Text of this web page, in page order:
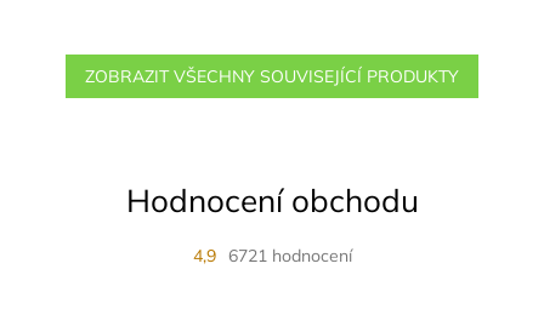
ZOBRAZIT VŠECHNY SOUVISEJÍCÍ PRODUKTY
Hodnocení obchodu
4,9 6721 hodnocení